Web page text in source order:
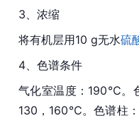
3、浓缩
将有机层用10 g无水硫
4、色谱条件
气化室温度：190℃。
130，160℃。色谱柱